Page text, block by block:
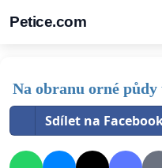
Petice.com
Na obranu orné
Sdílet na